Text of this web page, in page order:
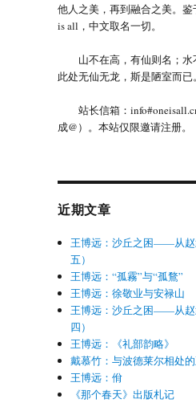
他人之美，再到融合之美。
is all，中文取名一切。
山不在高，有仙则名；水
此处无仙无龙，斯是陋室而已。
站长信箱：
成@）。本站仅限邀请注册。
近期文章
王博远：沙丘之困——从赵
五）
王博远：“孤霧”与“孤鶩”
王博远：徐敬业与安禄山
王博远：沙丘之困——从赵
四）
王博远：《礼部韵略》
戴慕竹：与波德莱尔相处
王博远：佾
《那个春天》出版札记